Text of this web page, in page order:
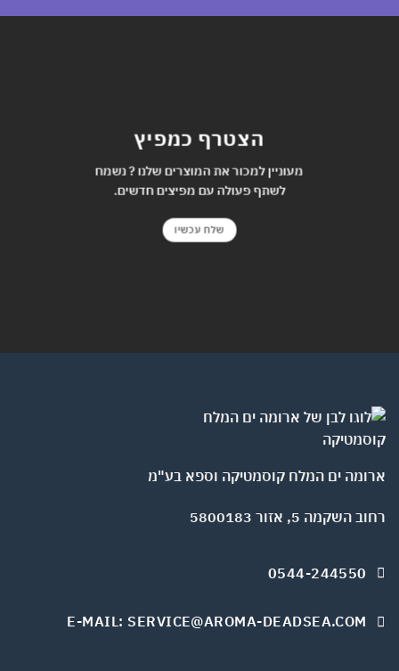
הצטרף כמפיץ
מעוניין למכור את המוצרים שלנו ? נשמח
לשתף פעולה עם מפיצים חדשים.
שלח עכשיו
ים המלח קוסמטיקה וספא בע"מ
5, אזור 5800183
0544-244550
E-MAIL: SERVICE@AROMA-DEADSEA.COM